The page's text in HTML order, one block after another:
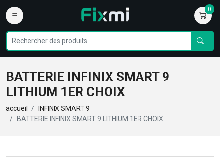
0
BATTERIE INFINIX SMART 9
LITHIUM 1ER CHOIX
accueil
INFINIX SMART 9
BATTERIE INFINIX SMART 9 LITHIUM 1ER CHOIX